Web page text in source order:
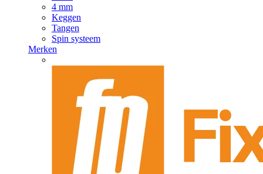
4 mm
Keggen
Tangen
Spin systeem
Merken